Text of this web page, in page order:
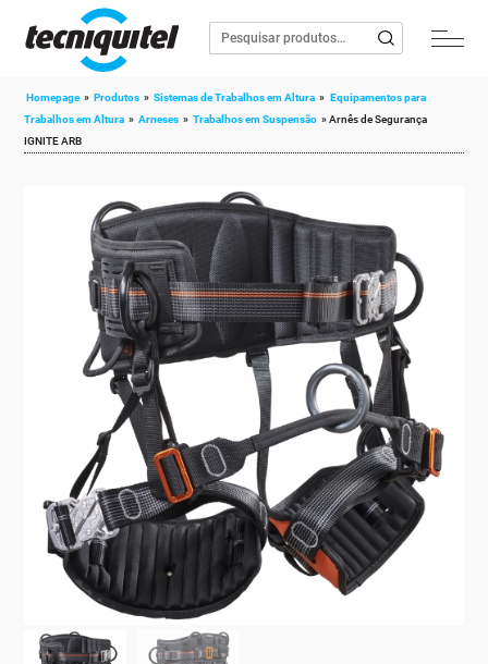
Homepage » Produtos » Sistemas de Trabalhos em Altura » Equipamentos para
Trabalhos em Altura » Arneses » Trabalhos em Suspensão »Arnês de Segurança
IGNITE ARB